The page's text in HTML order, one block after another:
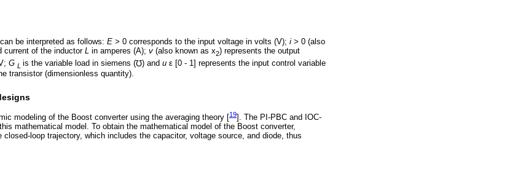
can be interpreted as follows: E > 0 corresponds to the input voltage in volts (V); i > 0 (also
current of the inductor L in amperes (A); v (also known as x2) represents the output
G L is the variable load in siemens (℧) and u ε [0 - 1] represents the input control variable
transistor (dimensionless quantity).
modeling of the Boost converter using the averaging theory [19]. The PI-PBC and IOC-
mathematical model. To obtain the mathematical model of the Boost converter,
loop trajectory, which includes the capacitor, voltage source, and diode, thus